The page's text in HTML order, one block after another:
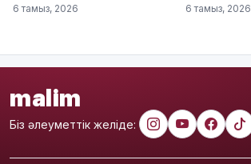
6 тамыз, 2026 6 тамыз, 2026
malim
Біз әлеуметтік желіде: